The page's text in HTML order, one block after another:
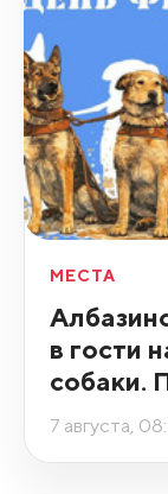
МЕСТА
в гости
собаки.
7 августа,